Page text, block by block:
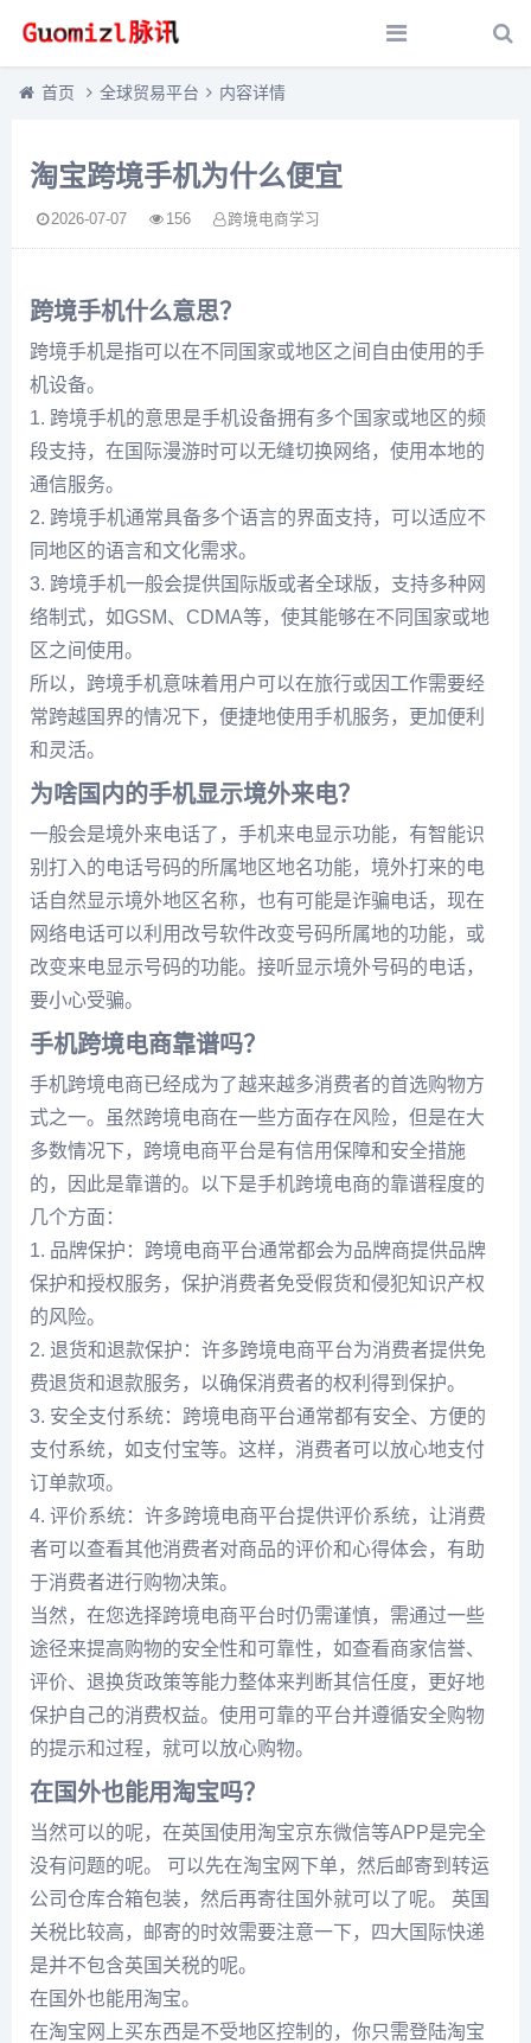
首页 全球贸易平台 内容详情
淘宝跨境手机为什么便宜
2026-07-07 156 跨境电商学习
跨境手机什么意思？
跨境手机是指可以在不同国家或地区之间自由使用的手
机设备。
1. 跨境手机的意思是手机设备拥有多个国家或地区的频
段支持，在国际漫游时可以无缝切换网络，使用本地的
通信服务。
2. 跨境手机通常具备多个语言的界面支持，可以适应不
同地区的语言和文化需求。
3. 跨境手机一般会提供国际版或者全球版，支持多种网
络制式，如GSM、CDMA等，使其能够在不同国家或地
区之间使用。
所以，跨境手机意味着用户可以在旅行或因工作需要经
常跨越国界的情况下，便捷地使用手机服务，更加便利
和灵活。
为啥国内的手机显示境外来电？
一般会是境外来电话了，手机来电显示功能，有智能识
别打入的电话号码的所属地区地名功能，境外打来的电
话自然显示境外地区名称，也有可能是诈骗电话，现在
网络电话可以利用改号软件改变号码所属地的功能，或
改变来电显示号码的功能。接听显示境外号码的电话，
要小心受骗。
手机跨境电商靠谱吗？
手机跨境电商已经成为了越来越多消费者的首选购物方
式之一。虽然跨境电商在一些方面存在风险，但是在大
多数情况下，跨境电商平台是有信用保障和安全措施
的，因此是靠谱的。以下是手机跨境电商的靠谱程度的
几个方面：
1. 品牌保护：跨境电商平台通常都会为品牌商提供品牌
保护和授权服务，保护消费者免受假货和侵犯知识产权
的风险。
2. 退货和退款保护：许多跨境电商平台为消费者提供免
费退货和退款服务，以确保消费者的权利得到保护。
3. 安全支付系统：跨境电商平台通常都有安全、方便的
支付系统，如支付宝等。这样，消费者可以放心地支付
订单款项。
4. 评价系统：许多跨境电商平台提供评价系统，让消费
者可以查看其他消费者对商品的评价和心得体会，有助
于消费者进行购物决策。
当然，在您选择跨境电商平台时仍需谨慎，需通过一些
途径来提高购物的安全性和可靠性，如查看商家信誉、
评价、退换货政策等能力整体来判断其信任度，更好地
保护自己的消费权益。使用可靠的平台并遵循安全购物
的提示和过程，就可以放心购物。
在国外也能用淘宝吗？
当然可以的呢，在英国使用淘宝京东微信等APP是完全
没有问题的呢。 可以先在淘宝网下单，然后邮寄到转运
公司仓库合箱包装，然后再寄往国外就可以了呢。 英国
关税比较高，邮寄的时效需要注意一下，四大国际快递
是并不包含英国关税的呢。
在国外也能用淘宝。
在淘宝网上买东西是不受地区控制的，你只需登陆淘宝